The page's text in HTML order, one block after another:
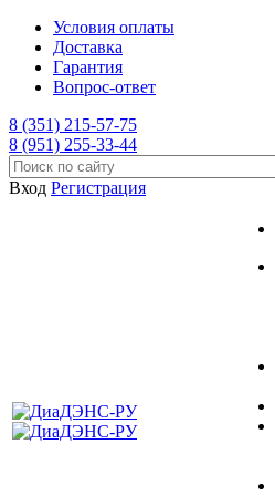
Условия оплаты
Доставка
Гарантия
Вопрос-ответ
8 (351) 215-57-75
8 (951) 255-33-44
Вход Регистрация